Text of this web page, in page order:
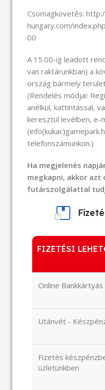
Csomagkövetés:
hungary.com/
00
A 15.00-ig leadott
van raktárunkban) a
ország bármely
(Rendelés módjai:
anélkül, kattintással,
keresztül levélben, e-
telefonszámunkon.)
Ha megjelenés
megkapni, akkor azt
futárszolgálattal
FIZETÉSI
Online
Utánvét -
Fizetés
üzletünkben